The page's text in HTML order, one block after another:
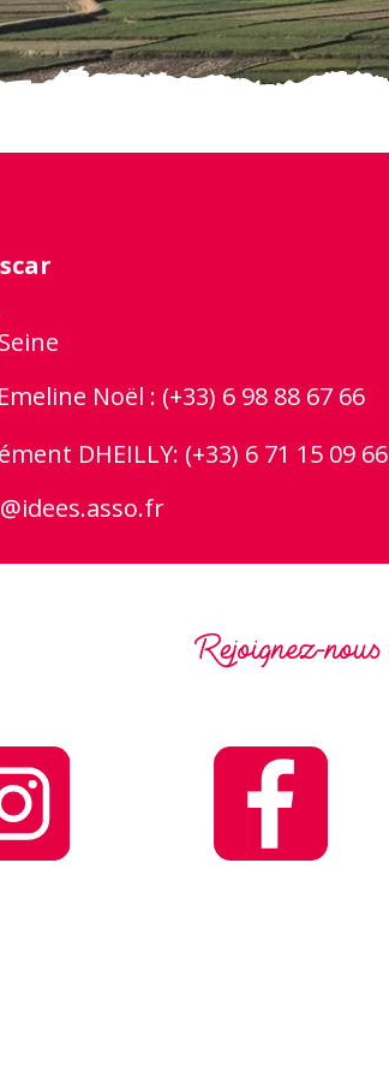
Emeline Noël : (+33) 6 98 88 67 66
DHEILLY: (+33) 6 71 15 09 66